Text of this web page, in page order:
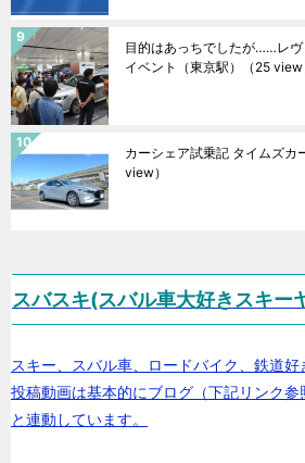
目的はあっちでしたが……レ
イベント（東京駅）
（25 view
カーシェア試乗記 タイムズカ
view）
スバスキ(スバル車大好きスキー
スキー、スバル車、ロードバイク、鉄道好
投稿動画は基本的にブログ（下記リンク参
と連動しています。